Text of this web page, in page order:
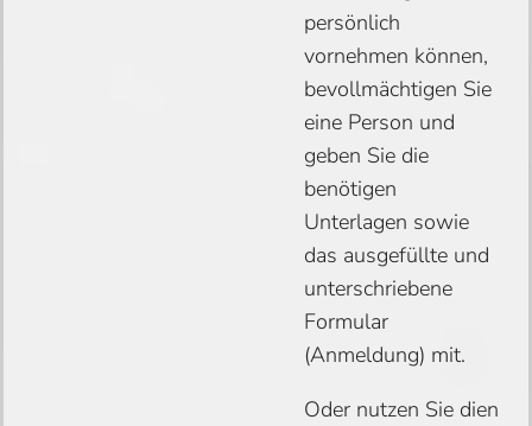
persönlich
vornehmen können,
bevollmächtigen Sie
eine Person und
geben Sie die
benötigen
Unterlagen sowie
das ausgefüllte und
unterschriebene
Formular
(Anmeldung) mit.
Oder nutzen Sie dien